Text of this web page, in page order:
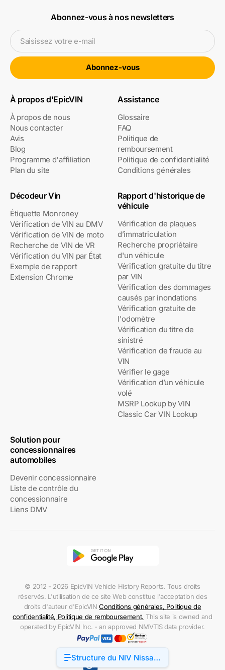
Structure du NIV Nissan
Murano
Abonnez-vous à nos newsletters
Saisissez votre e-mail
Abonnez-vous
À propos d'EpicVIN
À propos de nous
Nous contacter
Avis
Blog
Programme d'affiliation
Plan du site
Assistance
Glossaire
FAQ
Politique de
remboursement
Politique de confidentialité
Conditions générales
Décodeur Vin
Étiquette Monroney
Vérification de VIN au DMV
Vérification de VIN de moto
Recherche de VIN de VR
Vérification du VIN par État
Exemple de rapport
Extension Chrome
Rapport d'historique de
véhicule
Vérification de plaques
d’immatriculation
Recherche propriétaire
d'un véhicule
Vérification gratuite du titre
par VIN
Vérification des dommages
causés par inondations
Vérification gratuite de
l'odomètre
Vérification du titre de
sinistré
Vérification de fraude au
VIN
Vérifier le gage
Vérification d’un véhicule
volé
MSRP Lookup by VIN
Classic Car VIN Lookup
Solution pour
concessionnaires
automobiles
Devenir concessionnaire
Liste de contrôle du
concessionnaire
Liens DMV
© 2012 - 2026 EpicVIN Vehicle History Reports. Tous droits
réservés. L'utilisation de ce site Web constitue l'acceptation des
droits d'auteur d'EpicVINConditions générales, Politique de
confidentialité, Politique de remboursement. This site is owned and
operated by EpicVIN Inc. - an approved NMVTIS data provider.
Accessibility